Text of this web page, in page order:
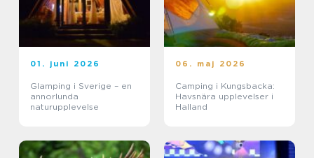
01. juni 2026
Glamping i Sverige – en
annorlunda
naturupplevelse
06. maj 2026
Camping i Kungsbacka:
Havsnära upplevelser i
Halland